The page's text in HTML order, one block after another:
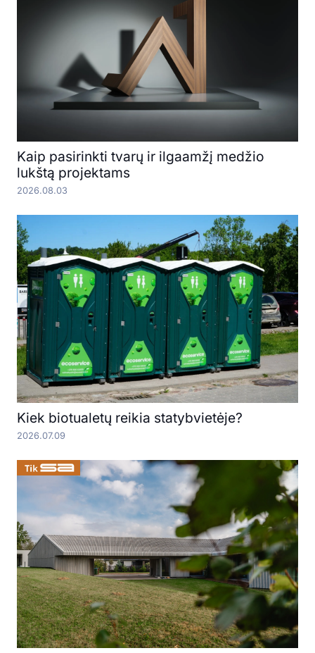
Kaip pasirinkti tvarų ir ilgaamžį medžio
lukštą projektams
2026.08.03
Kiek biotualetų reikia statybvietėje?
2026.07.09